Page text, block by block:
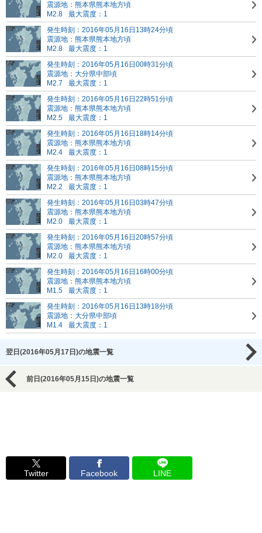
震源地：熊本県熊本地方頃
M2.8
最大震度：1
発生時刻：2016年05月16日13時24分頃
震源地：熊本県熊本地方頃
M2.8
最大震度：1
発生時刻：2016年05月16日00時31分頃
震源地：大分県中部頃
M2.7
最大震度：1
発生時刻：2016年05月16日22時51分頃
震源地：熊本県熊本地方頃
M2.5
最大震度：1
発生時刻：2016年05月16日18時14分頃
震源地：熊本県熊本地方頃
M2.4
最大震度：1
発生時刻：2016年05月16日08時15分頃
震源地：熊本県熊本地方頃
M2.2
最大震度：1
発生時刻：2016年05月16日03時47分頃
震源地：熊本県熊本地方頃
M2.0
最大震度：1
発生時刻：2016年05月16日20時57分頃
震源地：熊本県熊本地方頃
M2.0
最大震度：1
発生時刻：2016年05月16日16時00分頃
震源地：熊本県熊本地方頃
M1.5
最大震度：1
発生時刻：2016年05月16日13時18分頃
震源地：大分県中部頃
M1.4
最大震度：1
翌日(2016年05月17日)の地震一覧
前日(2016年05月15日)の地震一覧
Twitter Facebook LINE